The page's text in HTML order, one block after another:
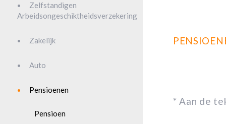
Zelfstandigen
Arbeidsongeschiktheidsverzekering
Zakelijk
Auto
Pensioenen
Pensioen
* Aan de